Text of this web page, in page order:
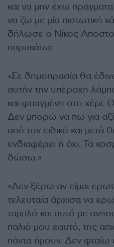
και να μην έχω
να ζω με μία πιστωτική
δήλωσε ο Νίκος
παρακάτω:
«Σε δημοπρασία θα
αυτήν την υπέροχη
και φτιαγμένη στο χέρι.
Δεν μπορώ να πω για
από τον ειδικό και μετά
ενδιαφέρει ή όχι. Τα
δώσω.»
«Δεν ξέρω αν είμαι
τελευταία άρχισα να
ταμπλό και αυτό με
παλιό μου εαυτό, της
πάντα ήμουν. Δεν φταίω